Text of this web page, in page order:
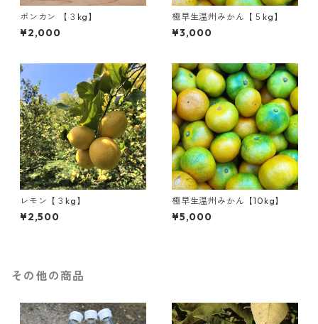
ポンカン 【３kg】
¥2,000
極早生温州みかん【５kg】
¥3,000
レモン【３kg】
¥2,500
極早生温州みかん【10kg】
¥5,000
その他の商品